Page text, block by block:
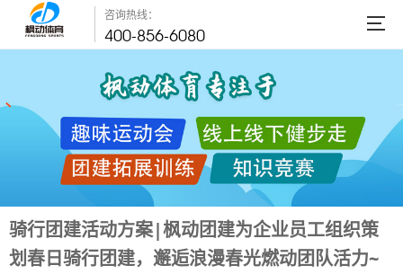
咨询热线：
400-856-6080
骑行团建活动方案|枫动团建为企业员工组织策
划春日骑行团建，邂逅浪漫春光燃动团队活力~